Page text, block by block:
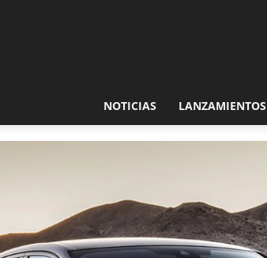
NOTICIAS LANZAMIENTOS